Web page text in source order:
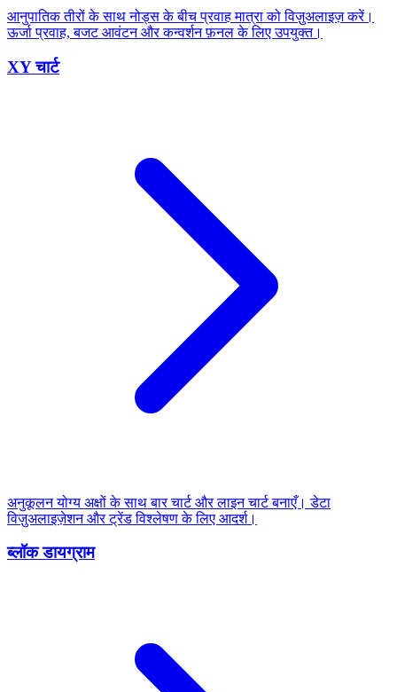
आनुपातिक तीरों के साथ नोड्स के बीच प्रवाह मात्रा को विज़ुअलाइज़ करें।
ऊर्जा प्रवाह, बजट आवंटन और कन्वर्शन फ़नल के लिए उपयुक्त।
XY चार्ट
अनुकूलन योग्य अक्षों के साथ बार चार्ट और लाइन चार्ट बनाएँ। डेटा
विज़ुअलाइज़ेशन और ट्रेंड विश्लेषण के लिए आदर्श।
ब्लॉक डायग्राम